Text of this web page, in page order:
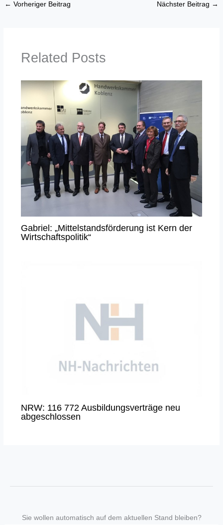
← Vorheriger Beitrag Nächster Beitrag →
Related Posts
Gabriel: „Mittelstandsförderung ist Kern der
Wirtschaftspolitik“
NRW: 116 772 Ausbildungsverträge neu
abgeschlossen
Sie wollen automatisch auf dem aktuellen Stand bleiben?